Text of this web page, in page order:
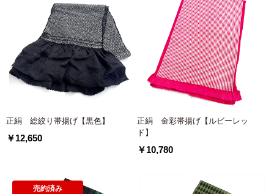
正絹 総絞り帯揚げ【黒色】
￥12,650
正絹 金彩帯揚げ【ルビーレッ
ド】
￥10,780
売約済み